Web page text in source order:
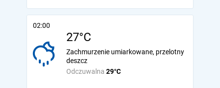
02:00
27°C
Odczuwalna 29°C
Zachmurzenie umiarkowane, przelotny
deszcz